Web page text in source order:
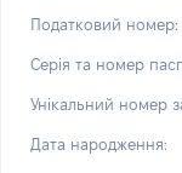
Податковий номер:
Серія та номер
Унікальний номер
Дата народження: